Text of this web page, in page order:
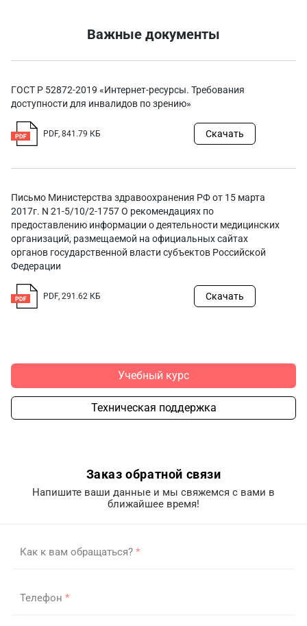
Важные документы
ГОСТ Р 52872-2019 «Интернет-ресурсы. Требования
доступности для инвалидов по зрению»
PDF, 841.79 КБ Скачать
Письмо Министерства здравоохранения РФ от 15 марта
2017г. N 21-5/10/2-1757 О рекомендациях по
предоставлению информации о деятельности медицинских
организаций, размещаемой на официальных сайтах
органов государственной власти субъектов Российской
Федерации
PDF, 291.62 КБ Скачать
Учебный курс
Техническая поддержка
Заказ обратной связи
Напишите ваши данные и мы свяжемся с вами в
ближайшее время!
Как к вам обращаться? *
Телефон *